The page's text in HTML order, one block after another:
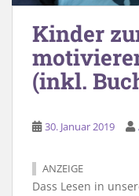
Kinder
(inkl.
30. Januar 2019
ANZEIGE
Dass Lesen in